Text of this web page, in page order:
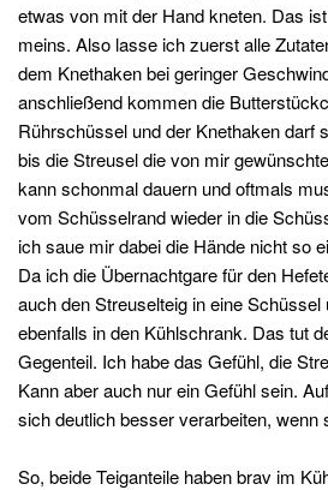
etwas von mit der Hand kneten. Das
meins. Also lasse ich zuerst alle
dem Knethaken bei geringer
anschließend kommen die
Rührschüssel und der Knethaken darf
bis die Streusel die von mir
kann schonmal dauern und oftmals
vom Schüsselrand wieder in die
ich saue mir dabei die Hände nicht so
Da ich die Übernachtgare für den
auch den Streuselteig in eine Schüssel
ebenfalls in den Kühlschrank. Das tut
Gegenteil. Ich habe das Gefühl, die
Kann aber auch nur ein Gefühl sein.
sich deutlich besser verarbeiten, wenn
So, beide Teiganteile haben brav im